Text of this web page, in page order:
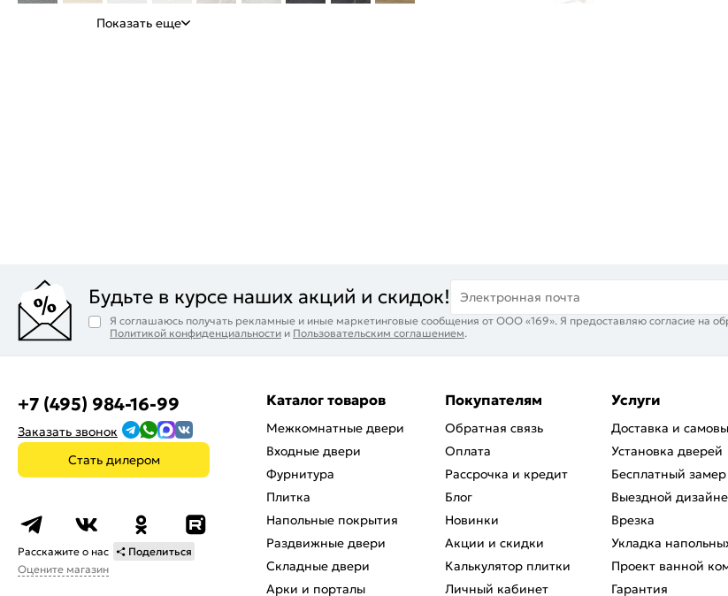
Показать еще
Будьте в курсе наших акций и скидок! Электронная почта
Я соглашаюсь получать рекламные и иные маркетинговые сообщения от ООО «169». Я предоставляю согласие на
Политикой конфиденциальности и Пользовательским соглашением.
+7 (495) 984-16-99
Заказать звонок
Стать дилером
Расскажите о нас
Поделиться
Оцените магазин
Каталог товаров
Межкомнатные двери
Входные двери
Фурнитура
Плитка
Напольные покрытия
Раздвижные двери
Складные двери
Арки и порталы
Покупателям
Обратная связь
Оплата
Рассрочка и кредит
Блог
Новинки
Акции и скидки
Калькулятор плитки
Личный кабинет
Услуги
Доставка и
Установка дверей
Бесплатный замер
Выездной
Врезка
Укладка
Проект ванной
Гарантия